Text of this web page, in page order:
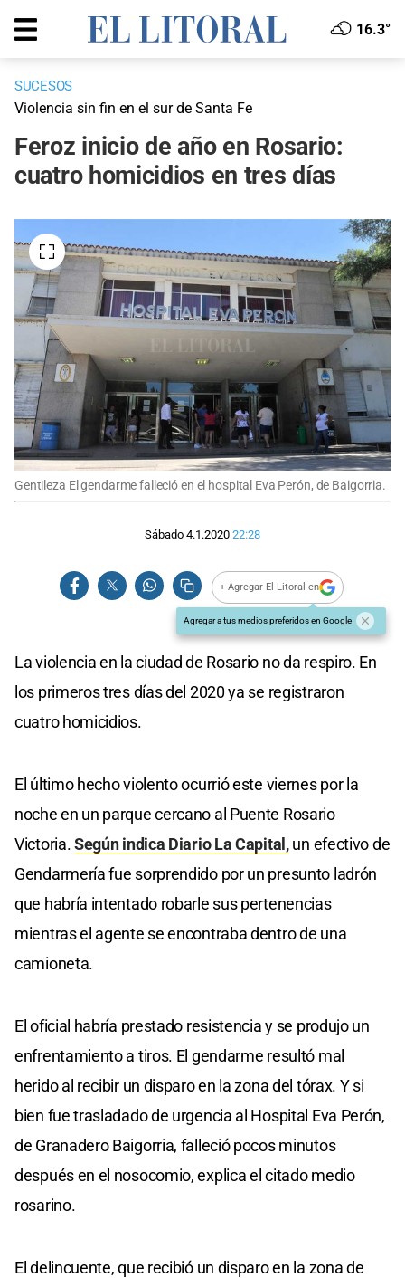
16.3°
SUCESOS
Violencia sin fin en el sur de Santa Fe
Feroz inicio de año en Rosario:
cuatro homicidios en tres días
Gentileza El gendarme falleció en el hospital Eva Perón, de Baigorria.
Sábado 4.1.2020 22:28
+ Agregar El Litoral en
Agregar a tus medios preferidos en Google
La violencia en la ciudad de Rosario no da respiro. En
los primeros tres días del 2020 ya se registraron
cuatro homicidios.
El último hecho violento ocurrió este viernes por la
noche en un parque cercano al Puente Rosario
Victoria.Según indica Diario La Capital,un efectivo de
Gendarmería fue sorprendido por un presunto ladrón
que habría intentado robarle sus pertenencias
mientras el agente se encontraba dentro de una
camioneta.
El oficial habría prestado resistencia y se produjo un
enfrentamiento a tiros. El gendarme resultó mal
herido al recibir un disparo en la zona del tórax. Y si
bien fue trasladado de urgencia al Hospital Eva Perón,
de Granadero Baigorria, falleció pocos minutos
después en el nosocomio, explica el citado medio
rosarino.
El delincuente, que recibió un disparo en la zona de